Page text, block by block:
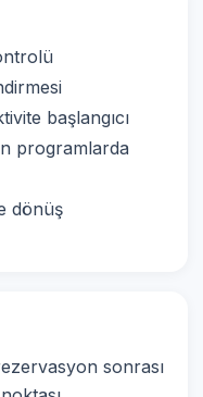
başlangıcı
programlarda
dönüş
sonrası